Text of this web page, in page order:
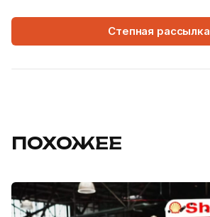
Степная рассылка
ПОХОЖЕЕ